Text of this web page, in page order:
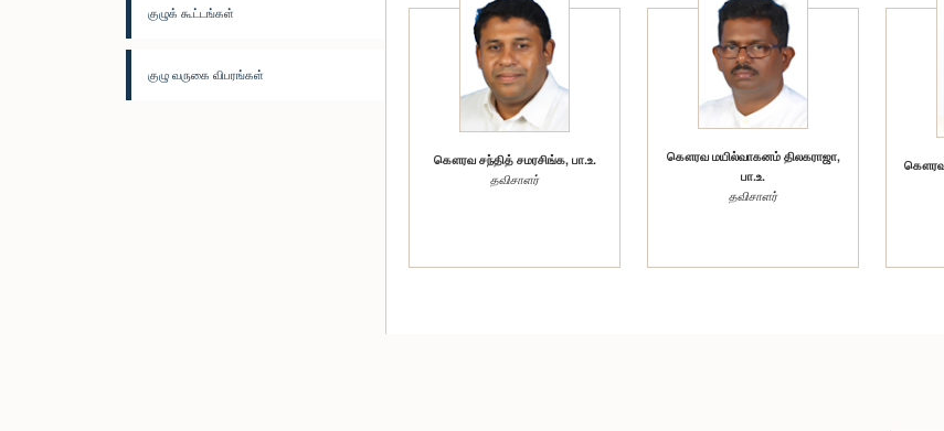
குழுக் கூட்டங்கள்
குழு வருகை விபரங்கள்
கௌரவ சந்தித் சமரசிங்க, பா.உ.
தவிசாளர்
கௌரவ மயில்வாகனம் திலகராஜா,
பா.உ.
தவிசாளர்
கௌரவ